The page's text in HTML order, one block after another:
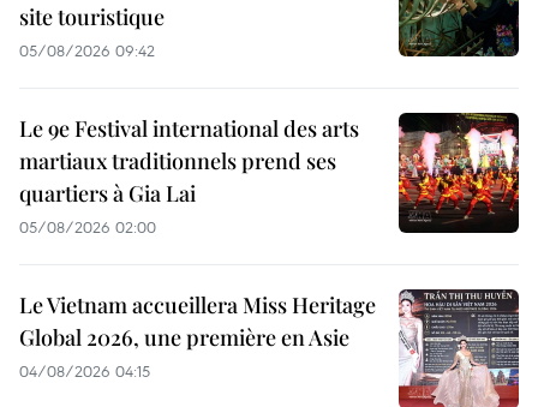
site touristique
05/08/2026 09:42
Le 9e Festival international des arts
martiaux traditionnels prend ses
quartiers à Gia Lai
05/08/2026 02:00
Le Vietnam accueillera Miss Heritage
Global 2026, une première en Asie
04/08/2026 04:15